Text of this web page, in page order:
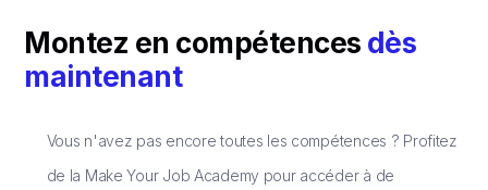
Montez en compétences dès
maintenant
Vous n'avez pas encore toutes les compétences ? Profitez
de la Make Your Job Academy pour accéder à de